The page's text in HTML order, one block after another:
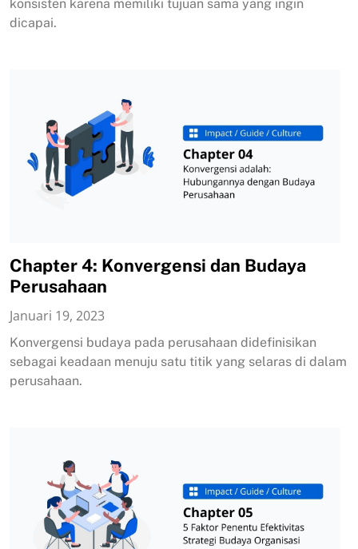
konsisten karena memiliki tujuan sama yang ingin
dicapai.
Chapter 4: Konvergensi dan Budaya
Perusahaan
Januari 19, 2023
Konvergensi budaya pada perusahaan didefinisikan
sebagai keadaan menuju satu titik yang selaras di dalam
perusahaan.